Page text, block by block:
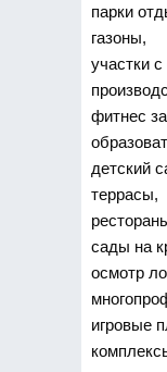
парки
газоны,
участки
фитнес
детский
террасы,
сады на
осмотр
игровые